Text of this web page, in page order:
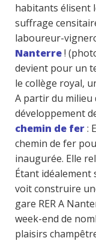
habitants élisent
suffrage
laboureur-
Nanterre!
devient pour un
le collège royal,
A partir du milieu
développement
chemin de fer:
chemin de fer
inaugurée. Elle
Étant idéalement
voit construire
gare RER A
week-end de
plaisirs